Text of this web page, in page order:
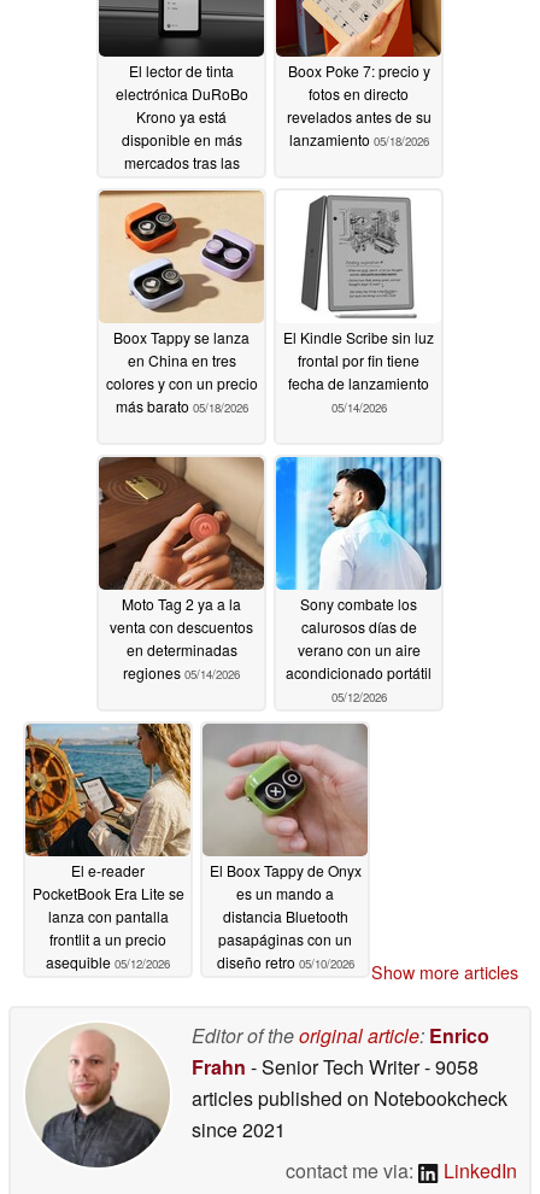
El lector de tinta
electrónica DuRoBo
Krono ya está
disponible en más
mercados tras las
actualizaciones
posteriores al
lanzamiento05/28/2026
Boox Poke 7: precio y
fotos en directo
revelados antes de su
lanzamiento 05/18/2026
Boox Tappy se lanza
en China en tres
colores y con un precio
más barato 05/18/2026
El Kindle Scribe sin luz
frontal por fin tiene
fecha de lanzamiento
05/14/2026
Moto Tag 2 ya a la
venta con descuentos
en determinadas
regiones 05/14/2026
Sony combate los
calurosos días de
verano con un aire
acondicionado portátil
05/12/2026
El e-reader
PocketBook Era Lite se
lanza con pantalla
frontlit a un precio
asequible 05/12/2026
El Boox Tappy de Onyx
es un mando a
distancia Bluetooth
pasapáginas con un
diseño retro 05/10/2026 Show more articles
Editor of theoriginal article: Enrico
Frahn - Senior Tech Writer- 9058
articles published on Notebookcheck
since 2021
contact me via:
LinkedIn